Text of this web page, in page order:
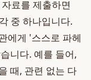
료를 제출하면
중 하나입니다.
에게 '스스로 파헤
니다. 예를 들어,
때, 관련 없는 다